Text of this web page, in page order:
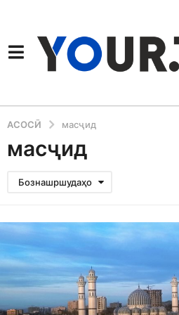
АСОСӢ масҷид
масҷид
Бознашршудаҳо